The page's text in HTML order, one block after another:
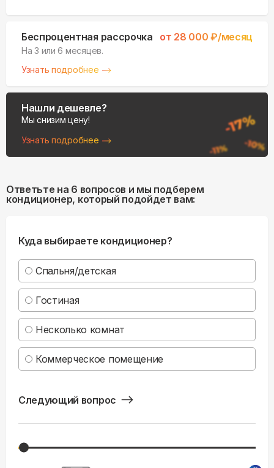
Беспроцентная рассрочка от 28 000 ₽/месяц
На 3 или 6 месяцев.
Узнать подробнее
Нашли дешевле?
Мы снизим цену!
Узнать подробнее
Ответьте на 6 вопросов и мы подберем
кондиционер, который подойдет вам:
Куда выбираете кондиционер?
Спальня/детская
Гостиная
Несколько комнат
Коммерческое помещение
Следующий вопрос